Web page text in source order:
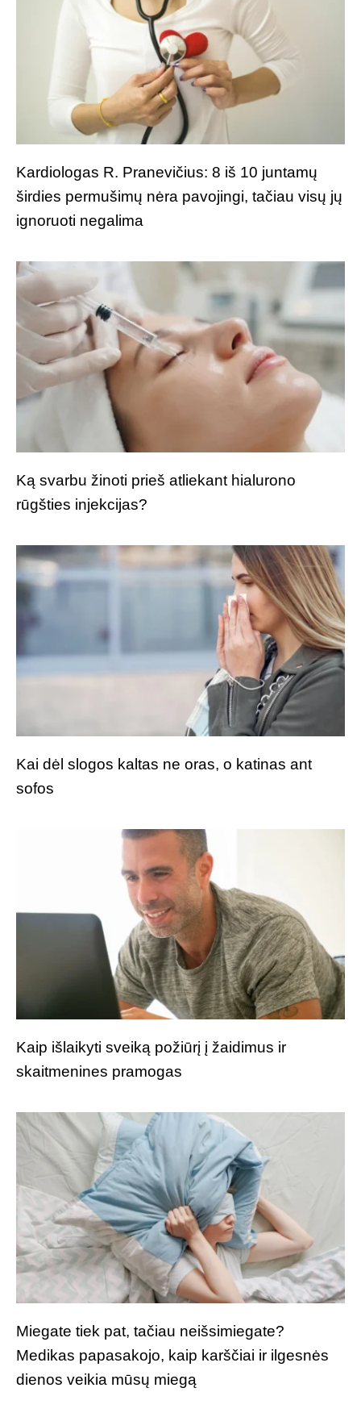
Kardiologas R. Pranevičius: 8 iš 10 juntamų
širdies permušimų nėra pavojingi, tačiau visų jų
ignoruoti negalima
Ką svarbu žinoti prieš atliekant hialurono
rūgšties injekcijas?
Kai dėl slogos kaltas ne oras, o katinas ant
sofos
Kaip išlaikyti sveiką požiūrį į žaidimus ir
skaitmenines pramogas
Miegate tiek pat, tačiau neišsimiegate?
Medikas papasakojo, kaip karščiai ir ilgesnės
dienos veikia mūsų miegą